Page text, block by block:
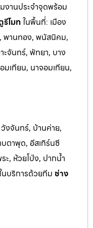
งานประจำจุดพร้อม
รีโมทในพื้นที่: เมือง
พานทอง, พนัสนิคม,
ะจันทร์, พัทยา, บาง
เทียน, นาจอมเทียน,
งจันทร์, บ้านค่าย,
ตาพุด, อีสเทิร์นซี
ะ, ห้วยโป่ง, ปากน้ำ
นบริการด้วยทีมช่าง